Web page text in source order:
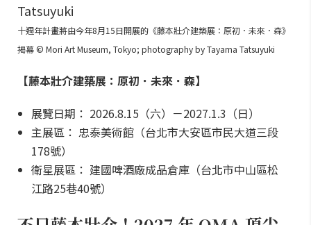
十週年計畫將由今年8月15日開展的《藤本壯介建築展：原初．未來．森》
揭幕 © Mori Art Museum, Tokyo; photography by Tayama Tatsuyuki
【藤本壯介建築展：原初．未來．森】
展覽日期： 2026.8.15（六）－2027.1.3（日）
主展區： 忠泰美術館（台北市大安區市民大道三段
178號）
衛星展區： 建國啤酒廠成品倉庫（台北市中山區松
江路25巷40號）